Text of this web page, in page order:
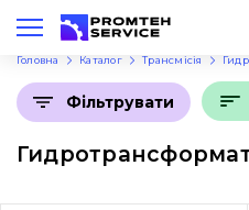
Укр
Головна Каталог Трансмісія
Фільтрувати